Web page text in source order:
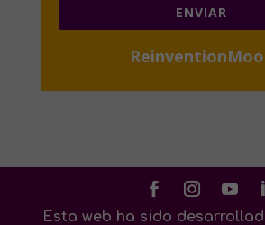
ENVIAR
Esta web ha sido